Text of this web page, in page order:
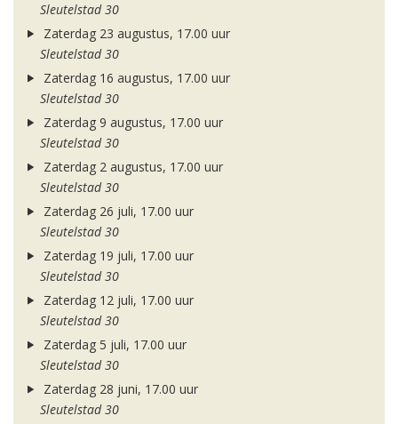
Sleutelstad 30
Zaterdag 23 augustus, 17.00 uur
Sleutelstad 30
Zaterdag 16 augustus, 17.00 uur
Sleutelstad 30
Zaterdag 9 augustus, 17.00 uur
Sleutelstad 30
Zaterdag 2 augustus, 17.00 uur
Sleutelstad 30
Zaterdag 26 juli, 17.00 uur
Sleutelstad 30
Zaterdag 19 juli, 17.00 uur
Sleutelstad 30
Zaterdag 12 juli, 17.00 uur
Sleutelstad 30
Zaterdag 5 juli, 17.00 uur
Sleutelstad 30
Zaterdag 28 juni, 17.00 uur
Sleutelstad 30